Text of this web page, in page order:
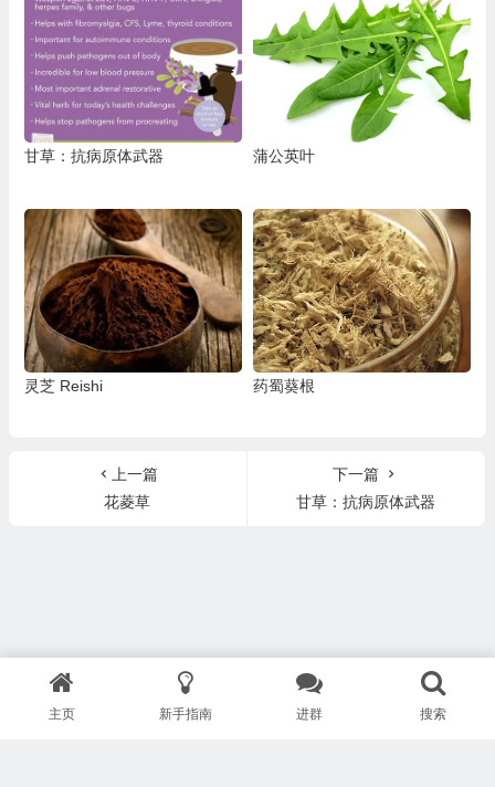
甘草：抗病原体武器 蒲公英叶
灵芝 Reishi 药蜀葵根
上一篇
花菱草
下一篇
甘草：抗病原体武器
主页 新手指南 进群 搜索